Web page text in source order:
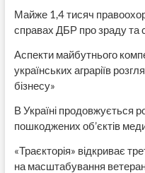
Майже 1,4 тисяч
справах ДБР про зраду та
Аспекти майбутнього
українських аграріїв
бізнесу»
В Україні продовжується
пошкоджених об’єктів
«Траєкторія» відкриває
на масштабування